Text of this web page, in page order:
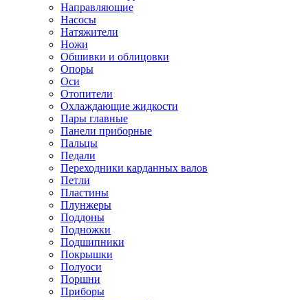
Направляющие
Насосы
Натяжители
Ножи
Обшивки и облицовки
Опоры
Оси
Отопители
Охлаждающие жидкости
Пары главные
Панели приборные
Пальцы
Педали
Переходники карданных валов
Петли
Пластины
Плунжеры
Поддоны
Подножки
Подшипники
Покрышки
Полуоси
Поршни
Приборы